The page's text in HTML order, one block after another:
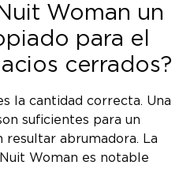
Woman un
para el
cerrados?
la cantidad correcta. Una
suficientes para un
resultar abrumadora. La
Woman es notable